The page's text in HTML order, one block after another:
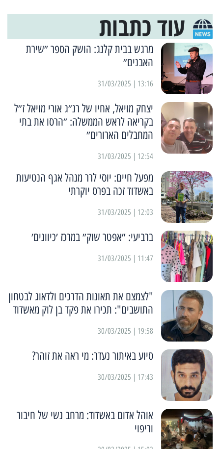
עוד כתבות
מרגש בבית קלנג: הושק הספר ״שירת
האבנים״
13:16 | 31/03/2025
יצחק מויאל, אחיו של רנ״ג אורי מויאל ז״ל
בקריאה לראש הממשלה: ״הרסו את בתי
המחבלים הארורים״
12:54 | 31/03/2025
מפעל חיים: יוסי לרר מנהל אגף הנטיעות
באשדוד זכה בפרס יוקרתי
12:03 | 31/03/2025
ברביעי: ״אפטר שוק״ במרכז ׳כיוונים׳
11:47 | 31/03/2025
"לצמצם את תאונות הדרכים ולדאוג לבטחון
התושבים": תכירו את פקד בן לוק מאשדוד
19:58 | 30/03/2025
סיוע באיתור נעדר: מי ראה את זוהר?
17:43 | 30/03/2025
אוהל אדום באשדוד: מרחב נשי של חיבור
וריפוי